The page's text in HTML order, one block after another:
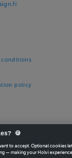
conditions
policy
HOLVI ONLINE
🍪
to accept. Optional cookies
— making your Holvi